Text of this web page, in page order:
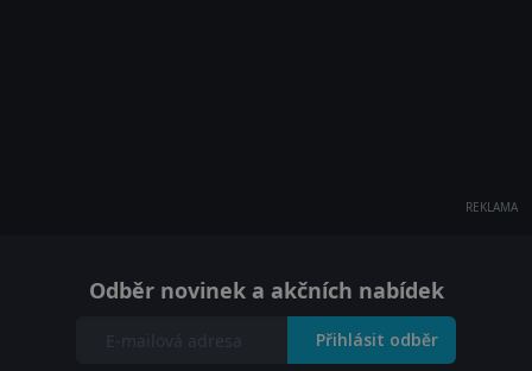
REKLAMA
Odběr novinek a akčních nabídek
Přihlásit odběr